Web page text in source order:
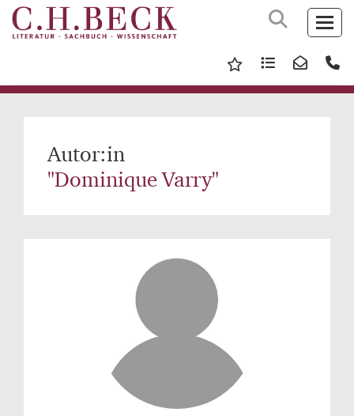
Autor:in
"Dominique Varry"